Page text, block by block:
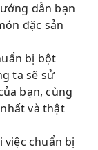
dẫn bạn
đặc sản
bị bột
ta sẽ sử
bạn, cùng
và thật
việc chuẩn bị